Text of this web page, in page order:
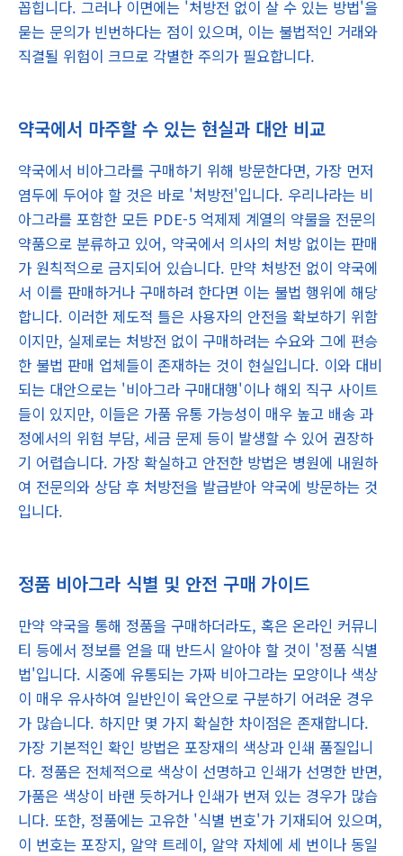
꼽힙니다. 그러나 이면에는 '처방전 없이 살 수 있는 방법'을
묻는 문의가 빈번하다는 점이 있으며, 이는 불법적인 거래와
직결될 위험이 크므로 각별한 주의가 필요합니다.
약국에서 마주할 수 있는 현실과 대안 비교
약국에서 비아그라를 구매하기 위해 방문한다면, 가장 먼저
염두에 두어야 할 것은 바로 '처방전'입니다. 우리나라는 비
아그라를 포함한 모든 PDE-5 억제제 계열의 약물을 전문의
약품으로 분류하고 있어, 약국에서 의사의 처방 없이는 판매
가 원칙적으로 금지되어 있습니다. 만약 처방전 없이 약국에
서 이를 판매하거나 구매하려 한다면 이는 불법 행위에 해당
합니다. 이러한 제도적 틀은 사용자의 안전을 확보하기 위함
이지만, 실제로는 처방전 없이 구매하려는 수요와 그에 편승
한 불법 판매 업체들이 존재하는 것이 현실입니다. 이와 대비
되는 대안으로는 '비아그라 구매대행'이나 해외 직구 사이트
들이 있지만, 이들은 가품 유통 가능성이 매우 높고 배송 과
정에서의 위험 부담, 세금 문제 등이 발생할 수 있어 권장하
기 어렵습니다. 가장 확실하고 안전한 방법은 병원에 내원하
여 전문의와 상담 후 처방전을 발급받아 약국에 방문하는 것
입니다.
정품 비아그라 식별 및 안전 구매 가이드
만약 약국을 통해 정품을 구매하더라도, 혹은 온라인 커뮤니
티 등에서 정보를 얻을 때 반드시 알아야 할 것이 '정품 식별
법'입니다. 시중에 유통되는 가짜 비아그라는 모양이나 색상
이 매우 유사하여 일반인이 육안으로 구분하기 어려운 경우
가 많습니다. 하지만 몇 가지 확실한 차이점은 존재합니다.
가장 기본적인 확인 방법은 포장재의 색상과 인쇄 품질입니
다. 정품은 전체적으로 색상이 선명하고 인쇄가 선명한 반면,
가품은 색상이 바랜 듯하거나 인쇄가 번져 있는 경우가 많습
니다. 또한, 정품에는 고유한 '식별 번호'가 기재되어 있으며,
이 번호는 포장지, 알약 트레이, 알약 자체에 세 번이나 동일